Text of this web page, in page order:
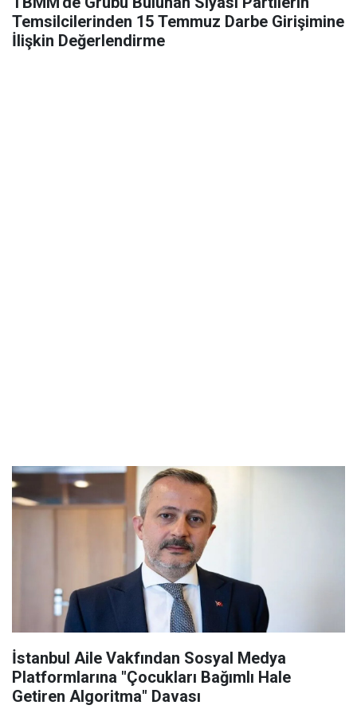
Temsilcilerinden 15 Temmuz Darbe Girişimine
İlişkin Değerlendirme
İstanbul Aile Vakfından Sosyal Medya
Platformlarına "Çocukları Bağımlı Hale
Getiren Algoritma" Davası